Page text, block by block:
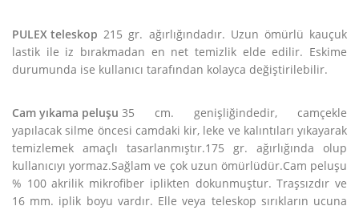
PULEX teleskop 215 gr. ağırlığındadır. Uzun ömürlü kauçuk
lastik ile iz bırakmadan en net temizlik elde edilir. Eskime
durumunda ise kullanıcı tarafından kolayca değiştirilebilir.
Cam yıkama peluşu 35 cm. genişliğindedir, camçekle
yapılacak silme öncesi camdaki kir, leke ve kalıntıları yıkayarak
temizlemek amaçlı tasarlanmıştır.175 gr. ağırlığında olup
kullanıcıyı yormaz.Sağlam ve çok uzun ömürlüdür.Cam peluşu
% 100 akrilik mikrofiber iplikten dokunmuştur. Traşsızdır ve
16 mm. iplik boyu vardır. Elle veya teleskop sırıkların ucuna